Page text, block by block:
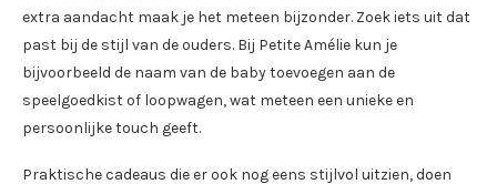
extra aandacht maak je het meteen bijzonder. Zoek iets uit dat
past bij de stijl van de ouders. Bij Petite Amélie kun je
bijvoorbeeld de naam van de baby toevoegen aan de
speelgoedkist of loopwagen, wat meteen een unieke en
persoonlijke touch geeft.
Praktische cadeaus die er ook nog eens stijlvol uitzien, doen